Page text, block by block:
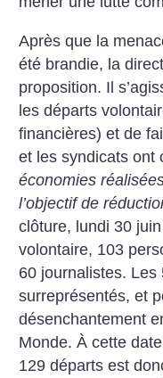
Après que la
été brandie, la
proposition. Il
les départs
financières) et de
et les syndicats ont
économies
l’objectif de
clôture, lundi 30
volontaire, 103
60 journalistes.
surreprésentés, et
désenchantement
Monde. À cette
129 départs est